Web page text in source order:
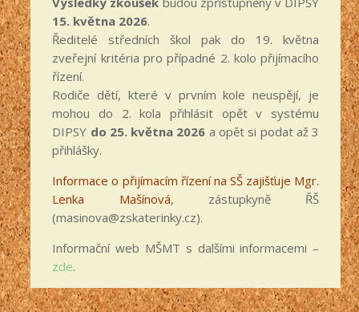
15. května 2026.
Ředitelé středních škol pak do 19. května
zveřejní kritéria pro případné 2. kolo přijímacího
řízení.
Rodiče dětí, které v prvním kole neuspějí, je
mohou do 2. kola přihlásit opět v systému
DIPSY do 25. května 2026 a opět si podat až 3
přihlášky.
Informace o přijímacím řízení na SŠ zajišťuje Mgr.
Lenka Mašínová, zástupkyně ŘŠ
(masinova@zskaterinky.cz).
Informační web MŠMT s dalšími informacemi –
zde.